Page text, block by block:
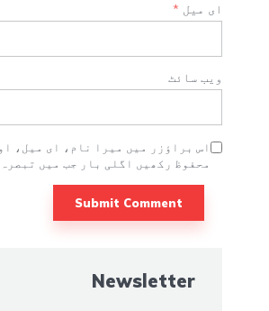
ای میل *
ویب‌ سائٹ
اس براؤزر میں میرا نام، ای میل،
محفوظ رکھیں اگلی بار جب میں تبصرہ
Newsletter